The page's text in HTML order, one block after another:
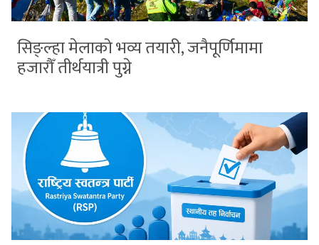
सिङ्ल्हा मेलाको भव्य तयारी, जनैपूर्णिमामा
हजारौँ तीर्थयात्री पुग्ने